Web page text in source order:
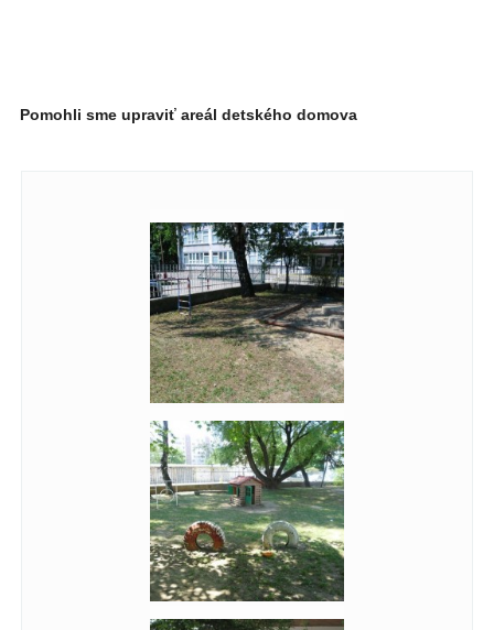
Pomohli sme upraviť areál detského domova